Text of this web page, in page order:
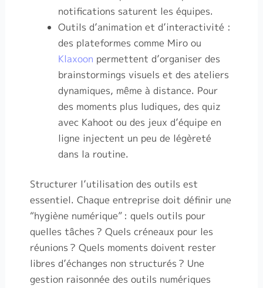
notifications saturent les équipes.
Outils d’animation et d’interactivité :
des plateformes comme Miro ou
Klaxoon permettent d’organiser des
brainstormings visuels et des ateliers
dynamiques, même à distance. Pour
des moments plus ludiques, des quiz
avec Kahoot ou des jeux d’équipe en
ligne injectent un peu de légèreté
dans la routine.
Structurer l’utilisation des outils est
essentiel. Chaque entreprise doit définir une
“hygiène numérique” : quels outils pour
quelles tâches ? Quels créneaux pour les
réunions ? Quels moments doivent rester
libres d’échanges non structurés ? Une
gestion raisonnée des outils numériques